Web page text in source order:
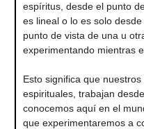
espíritus, desde el punto
es lineal o lo es solo
punto de vista de una u
experimentando mientras
Esto significa que
espirituales, trabajan
conocemos aquí en el
que experimentaremos a